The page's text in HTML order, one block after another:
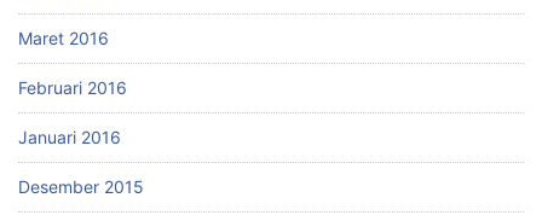
Maret 2016
Februari 2016
Januari 2016
Desember 2015